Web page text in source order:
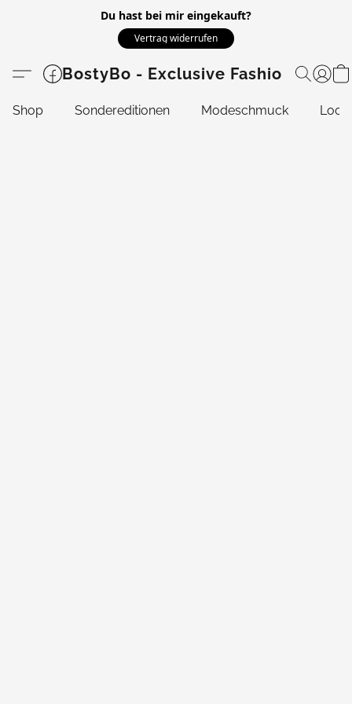
Du hast bei mir eingekauft?
Vertrag widerrufen
BostyBo - Exclusive Fashion
Shop Sondereditionen Modeschmuck